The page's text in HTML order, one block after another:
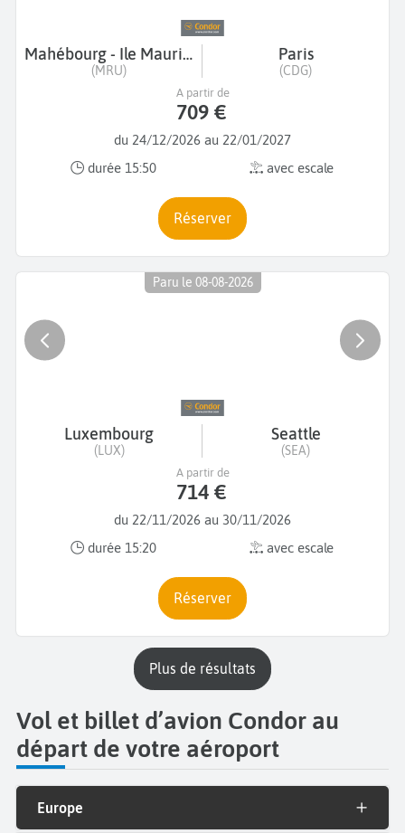
Mahébourg - Ile Maurice
(MRU)
Paris
(CDG)
du 24/12/2026 au 22/01/2027
durée 15:50
avec escale
A partir de
709 €
Réserver
Paru le 08-08-2026
Luxembourg
(LUX)
Seattle
(SEA)
du 22/11/2026 au 30/11/2026
durée 15:20
avec escale
A partir de
714 €
Réserver
plus de résultats
Vol et billet d’avion Condor au
départ de votre aéroport
Europe